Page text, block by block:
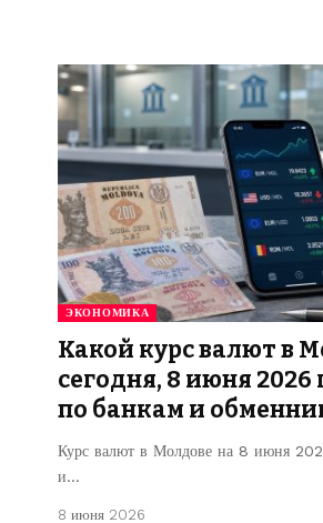
ЭКОНОМИКА
Какой курс валют в
сегодня, 8 июня 2026
по банкам и
Курс валют в Молдове на 8 июня
и…
8 июня 2026